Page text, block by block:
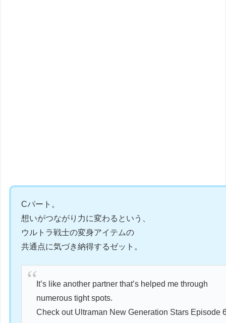
Cパート。
想いがつながり力に変わるという、
ウルトラ戦士の変身アイテムの
共通点に気づき納得するゼット。
It’s like another partner that’s helped me through
numerous tight spots.
Check out Ultraman New Generation Stars Episode